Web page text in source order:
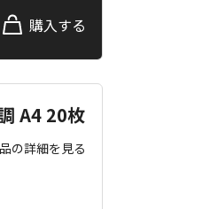
購入する
A4 20枚
の詳細を見る